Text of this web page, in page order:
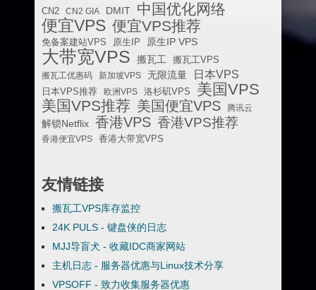
CN2 CN2 GIA DMIT 中国优化网络
便宜VPS 便宜VPS推荐
免备案建站VPS 原生IP 原生IP VPS
大带宽VPS 搬瓦工
搬瓦工VPS
搬瓦工优惠码
新加坡VPS 无限流量 日本VPS
日本VPS推荐 欧洲VPS 洛杉矶VPS 美国VPS
美国VPS推荐 美国便宜VPS 腾讯云
解锁Netflix 香港VPS 香港VPS推荐
香港便宜VPS 香港大带宽VPS
友情链接
搬瓦工VPS库存监控
24K PULS - 键盘侠的日志
MJJ导盲犬 - 收藏IDC商家网站
主机日志 - 服务器优惠与Linux技术分享
VPSOFF - 致力收集服务器优惠